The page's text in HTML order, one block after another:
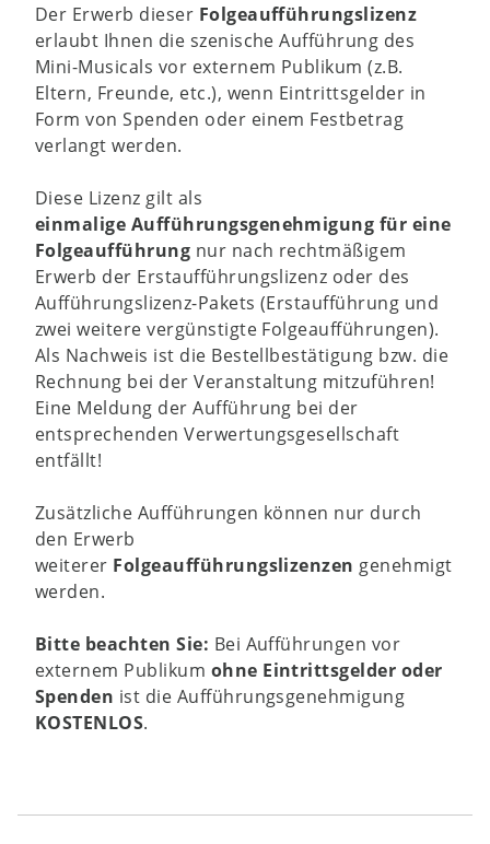
Der Erwerb dieser Folgeaufführungslizenz
erlaubt Ihnen die szenische Aufführung des
Mini-Musicals vor externem Publikum (z.B.
Eltern, Freunde, etc.), wenn Eintrittsgelder in
Form von Spenden oder einem Festbetrag
verlangt werden.
Diese Lizenz gilt als
einmalige Aufführungsgenehmigung für eine
Folgeaufführung nur nach rechtmäßigem
Erwerb der Erstaufführungslizenz oder des
Aufführungslizenz-Pakets (Erstaufführung und
zwei weitere vergünstigte Folgeaufführungen).
Als Nachweis ist die Bestellbestätigung bzw. die
Rechnung bei der Veranstaltung mitzuführen!
Eine Meldung der Aufführung bei der
entsprechenden Verwertungsgesellschaft
entfällt!
Zusätzliche Aufführungen können nur durch
den Erwerb
weiterer Folgeaufführungslizenzen genehmigt
werden.
Bitte beachten Sie: Bei Aufführungen vor
externem Publikum ohne Eintrittsgelder oder
Spenden ist die Aufführungsgenehmigung
KOSTENLOS.